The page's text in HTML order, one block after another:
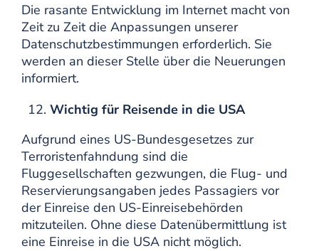
Die rasante Entwicklung im Internet macht von
Zeit zu Zeit die Anpassungen unserer
Datenschutzbestimmungen erforderlich. Sie
werden an dieser Stelle über die Neuerungen
informiert.
Wichtig für Reisende in die USA
Aufgrund eines US-Bundesgesetzes zur
Terroristenfahndung sind die
Fluggesellschaften gezwungen, die Flug- und
Reservierungsangaben jedes Passagiers vor
der Einreise den US-Einreisebehörden
mitzuteilen. Ohne diese Datenübermittlung ist
eine Einreise in die USA nicht möglich.